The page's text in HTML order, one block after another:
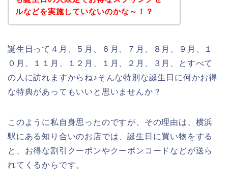
ルなどを実施していないのかな～！？
誕生日って４月、５月、６月、７月、８月、９月、１
０月、１１月、１２月、１月、２月、３月、とすべて
の人に訪れますからね♪そんな特別な誕生日に何かお得
な特典があってもいいと思いませんか？
このように私自身思ったのですが、その理由は、横浜
駅にある知り合いのお店では、誕生日に買い物をする
と、お得な割引クーポンやクーポンコードなどが送ら
れてくるからです。